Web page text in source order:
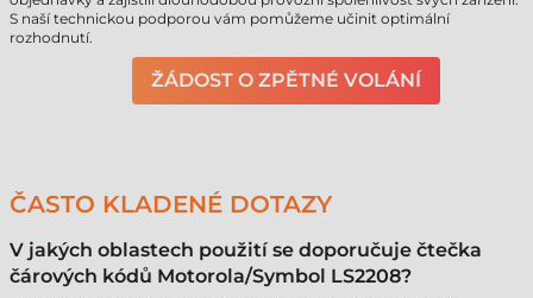
S naší technickou podporou vám pomůžeme učinit optimální
rozhodnutí.
ŽÁDOST O ZPĚTNÉ VOLÁNÍ
ČASTO KLADENÉ DOTAZY
V jakých oblastech použití se doporučuje čtečka
čárových kódů Motorola/Symbol LS2208?